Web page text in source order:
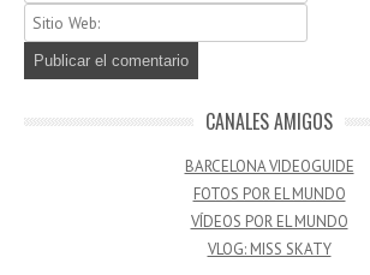
CANALES AMIGOS
BARCELONA VIDEOGUIDE
FOTOS POR EL MUNDO
VÍDEOS POR EL MUNDO
VLOG: MISS SKATY